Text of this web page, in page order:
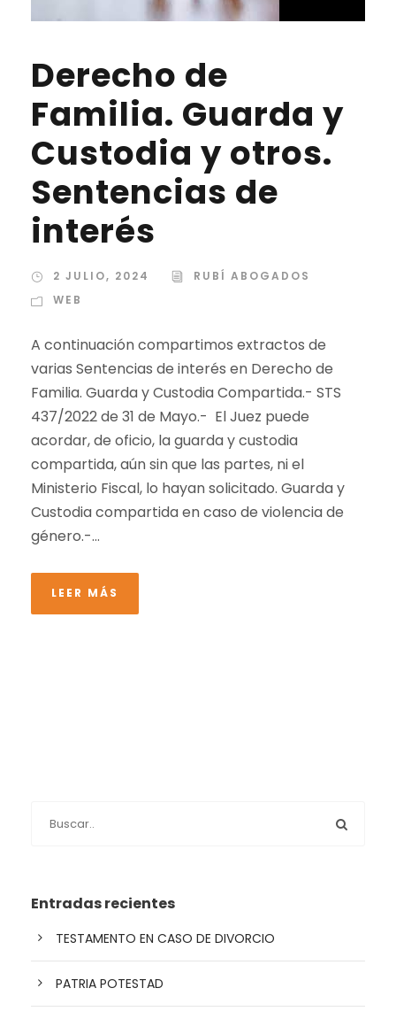
Derecho de
Familia. Guarda y
Custodia y otros.
Sentencias de
interés
2 JULIO, 2024
RUBÍ ABOGADOS
WEB
A continuación compartimos extractos de
varias Sentencias de interés en Derecho de
Familia. Guarda y Custodia Compartida.- STS
437/2022 de 31 de Mayo.- El Juez puede
acordar, de oficio, la guarda y custodia
compartida, aún sin que las partes, ni el
Ministerio Fiscal, lo hayan solicitado. Guarda y
Custodia compartida en caso de violencia de
género.-...
LEER MÁS
Entradas recientes
TESTAMENTO EN CASO DE DIVORCIO
PATRIA POTESTAD